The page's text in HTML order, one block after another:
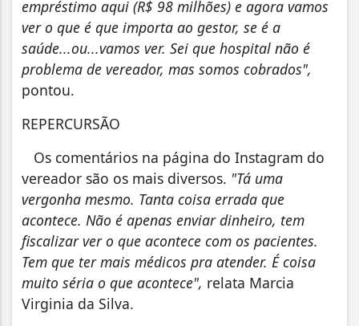
empréstimo aqui (R$ 98 milhões) e agora vamos
ver o que é que importa ao gestor, se é a
saúde...ou...vamos ver. Sei que hospital não é
problema de vereador, mas somos cobrados",
pontou.
REPERCURSÃO
Os comentários na página do Instagram do
vereador são os mais diversos. "Tá uma
vergonha mesmo. Tanta coisa errada que
acontece. Não é apenas enviar dinheiro, tem
fiscalizar ver o que acontece com os pacientes.
Tem que ter mais médicos pra atender. É coisa
muito séria o que acontece", relata Marcia
Virginia da Silva.